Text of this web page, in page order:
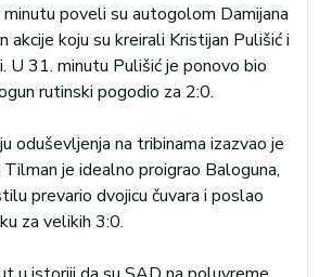
poveli su autogolom Damijana
akcije koju su kreirali Kristijan Pulišić i
U 31. minutu Pulišić je ponovo bio
rutinski pogodio za 2:0.
oduševljenja na tribinama izazvao je
je idealno proigrao Baloguna,
prevario dvojicu čuvara i poslao
za velikih 3:0.